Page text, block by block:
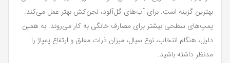
بهترین گزینه است. برای آب‌های گل‌آلود، لجن‌کش بهتر عمل می‌کند.
پمپ‌های سطحی بیشتر برای مصارف خانگی به کار می‌روند. به همین
دلیل، هنگام انتخاب، نوع سیال، میزان ذرات معلق و ارتفاع پمپاژ را
مدنظر داشته باشید.